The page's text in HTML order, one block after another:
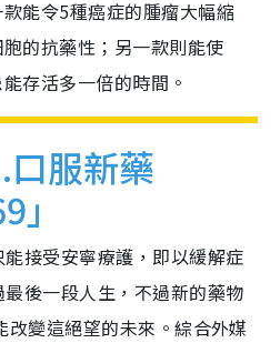
能令5種癌症的腫瘤大幅縮
的抗藥性；另一款則能使
存活多一倍的時間。
服新藥
」
接受安寧療護，即以緩解症
後一段人生，不過新的藥物
改變這絕望的未來。綜合外媒